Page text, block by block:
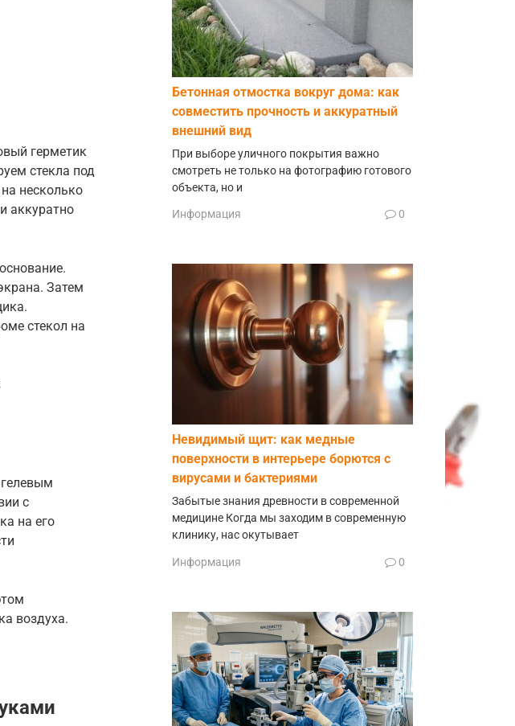
герметик
стекла под
несколько
аккуратно
Затем
стекол на
с
на его
воздуха.
Бетонная отмостка вокруг дома: как
совместить прочность и аккуратный
внешний вид
При выборе уличного покрытия важно
смотреть не только на фотографию готового
объекта, но и
Информация 0
Невидимый щит: как медные
поверхности в интерьере борются с
вирусами и бактериями
Забытые знания древности в современной
медицине Когда мы заходим в современную
клинику, нас окутывает
Информация 0